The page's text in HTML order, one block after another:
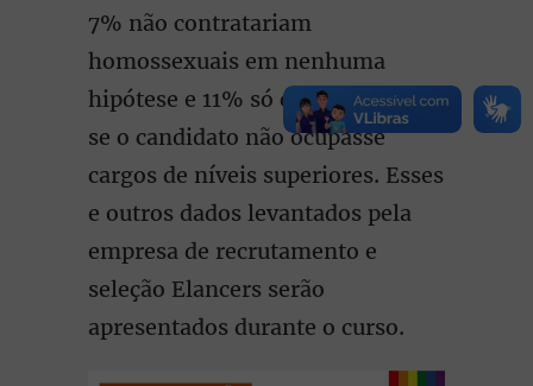
7% não contratariam
homossexuais em nenhuma
hipótese e 11% só contratariam
se o candidato não ocupasse
cargos de níveis superiores. Esses
e outros dados levantados pela
empresa de recrutamento e
seleção Elancers serão
apresentados durante o curso.